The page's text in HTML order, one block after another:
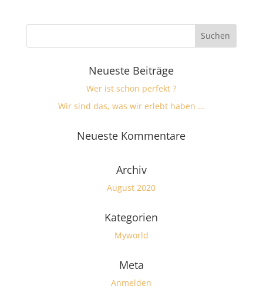
Neueste Beiträge
Wer ist schon perfekt ?
Wir sind das, was wir erlebt haben …
Neueste Kommentare
Archiv
August 2020
Kategorien
Myworld
Meta
Anmelden